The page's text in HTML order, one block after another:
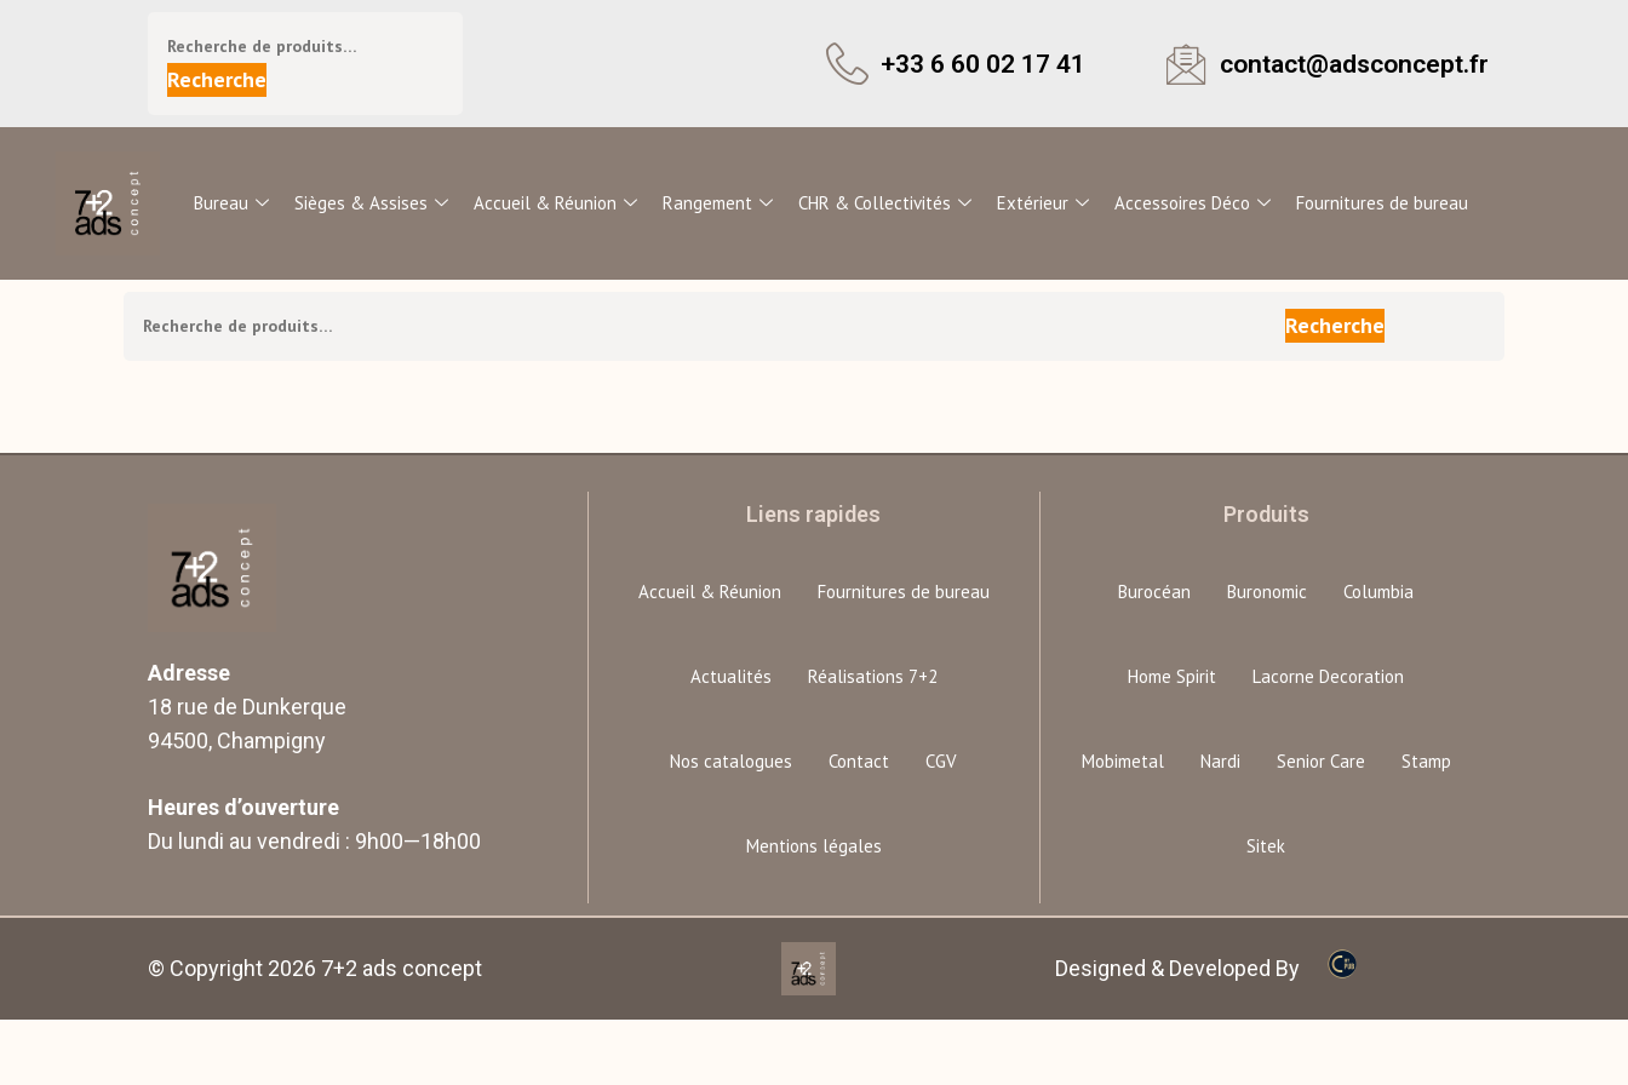
Recherche
+33 6 60 02 17 41 contact@adsconcept.fr
Bureau Sièges & Assises Accueil & Réunion Rangement CHR & Collectivités Extérieur Accessoires Déco Fournitures de bureau
Recherche
Adresse
18 rue de Dunkerque
94500, Champigny
Heures d’ouverture
Du lundi au vendredi : 9h00—18h00
Liens rapides
Accueil & Réunion Fournitures de bureau
Actualités Réalisations 7+2
Nos catalogues Contact CGV
Mentions légales
Produits
Burocéan Buronomic Columbia
Home Spirit Lacorne Decoration
Mobimetal Nardi Senior Care Stamp
Sitek
© Copyright 2026 7+2 ads concept Designed & Developed By